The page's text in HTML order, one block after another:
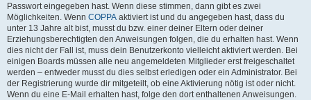
Passwort eingegeben hast. Wenn diese stimmen, dann gibt es zwei
Möglichkeiten. Wenn COPPA aktiviert ist und du angegeben hast, dass du
unter 13 Jahre alt bist, musst du bzw. einer deiner Eltern oder deiner
Erziehungsberechtigten den Anweisungen folgen, die du erhalten hast. Wenn
dies nicht der Fall ist, muss dein Benutzerkonto vielleicht aktiviert werden. Bei
einigen Boards müssen alle neu angemeldeten Mitglieder erst freigeschaltet
werden – entweder musst du dies selbst erledigen oder ein Administrator. Bei
der Registrierung wurde dir mitgeteilt, ob eine Aktivierung nötig ist oder nicht.
Wenn du eine E-Mail erhalten hast, folge den dort enthaltenen Anweisungen.